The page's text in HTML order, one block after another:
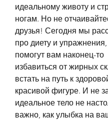
идеальному животу и
ногам. Но не
друзья! Сегодня мы
про диету и
помогут вам наконец-то
избавиться от жирных
встать на путь к
красивой фигуре. И не
идеальное тело не
важно, как улыбка на